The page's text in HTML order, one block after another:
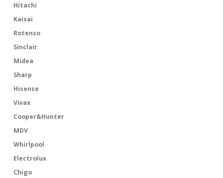
Hitachi
Kaisai
Rotenso
Sinclair
Midea
Sharp
Hisense
Vivax
Cooper&Hunter
MDV
Whirlpool
Electrolux
Chigo